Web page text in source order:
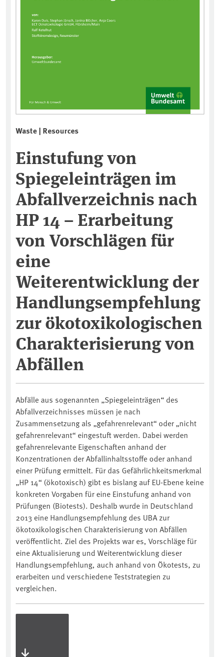
Waste | Resources
Einstufung von
Spiegeleinträgen im
Abfallverzeichnis nach
HP 14 – Erarbeitung
von Vorschlägen für
eine
Weiterentwicklung der
Handlungsempfehlung
zur ökotoxikologischen
Charakterisierung von
Abfällen
Abfälle aus sogenannten „Spiegeleinträgen“ des
Abfallverzeichnisses müssen je nach
Zusammensetzung als „gefahrenrelevant“ oder „nicht
gefahrenrelevant“ eingestuft werden. Dabei werden
gefahrenrelevante Eigenschaften anhand der
Konzentrationen der Abfallinhaltsstoffe oder anhand
einer Prüfung ermittelt. Für das Gefährlichkeitsmerkmal
„HP 14“ (ökotoxisch) gibt es bislang auf EU-Ebene keine
konkreten Vorgaben für eine Einstufung anhand von
Prüfungen (Biotests). Deshalb wurde in Deutschland
2013 eine Handlungsempfehlung des UBA zur
ökotoxikologischen Charakterisierung von Abfällen
veröffentlicht. Ziel des Projekts war es, Vorschläge für
eine Aktualisierung und Weiterentwicklung dieser
Handlungsempfehlung, auch anhand von Ökotests, zu
erarbeiten und verschiedene Teststrategien zu
vergleichen.